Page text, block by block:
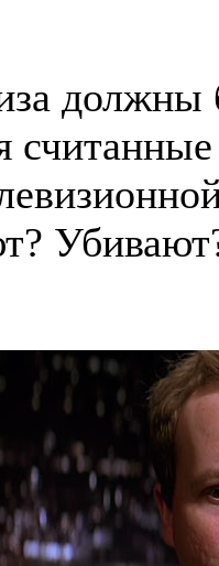
должны